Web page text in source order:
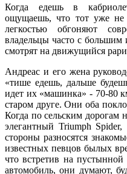
Когда едешь в
ощущаешь, что тот уже
легкостью обгоняют
владельцы часто с большим
смотрят на движущийся
Андреас и его жена
«тише едешь, дальше
идет их «машинка» - 70-80
старом друге. Они оба
Когда по сельским дорогам
элегантный Triumph
стороны разносятся
известных певцов былых
что встретив на
автомобиль, они думают,